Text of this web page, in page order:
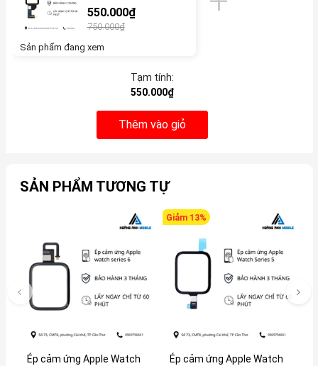
550.000₫
750.000₫
Sản phẩm đang xem
Tạm tính:
550.000₫
Thêm vào giỏ
SẢN PHẨM TƯƠNG TỰ
Ép cảm ứng Apple Watch
Giảm 13%
Ép cảm ứng Apple Watch